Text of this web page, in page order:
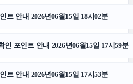
의정부법무법인
일산한의원
김포공항주차대행
트 안내 2026년06월15일 18시02분
인 포인트 안내 2026년06월15일 17시59분
트 안내 2026년06월15일 17시53분